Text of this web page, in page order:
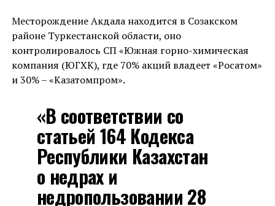
Месторождение Акдала находится в Созакском
районе Туркестанской области, оно
контролировалось СП «Южная горно-химическая
компания (ЮГХК), где 70% акций владеет «Росатом»
и 30% – «Казатомпром».
«В соответствии со
статьей 164 Кодекса
Республики Казахстан
о недрах и
недропользовании 28